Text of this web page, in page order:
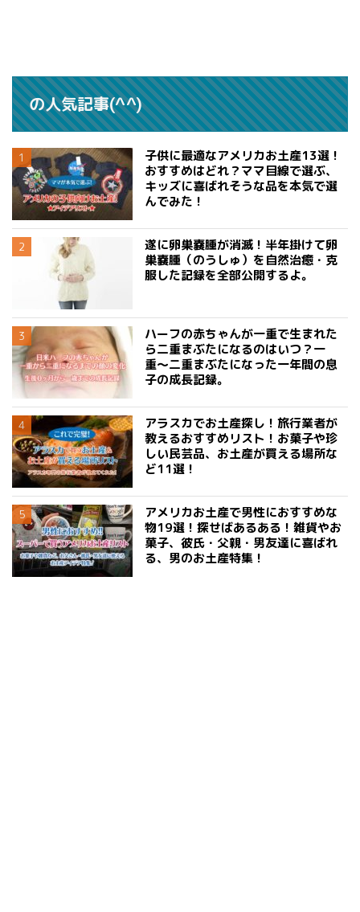
の人気記事(^^)
子供に最適なアメリカお土産13選！
おすすめはどれ？ママ目線で選ぶ、
キッズに喜ばれそうな品を本気で選
んでみた！
遂に卵巣嚢腫が消滅！半年掛けて卵
巣嚢腫（のうしゅ）を自然治癒・克
服した記録を全部公開するよ。
ハーフの赤ちゃんが一重で生まれた
ら二重まぶたになるのはいつ？一
重〜二重まぶたになった一年間の息
子の成長記録。
アラスカでお土産探し！旅行業者が
教えるおすすめリスト！お菓子や珍
しい民芸品、お土産が買える場所な
ど11選！
アメリカお土産で男性におすすめな
物19選！探せばあるある！雑貨やお
菓子、彼氏・父親・男友達に喜ばれ
る、男のお土産特集！